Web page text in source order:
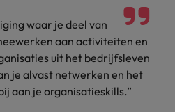
waar je deel van
aan activiteiten en
uit het bedrijfsleven
je alvast netwerken en het
aan je organisatieskills.”